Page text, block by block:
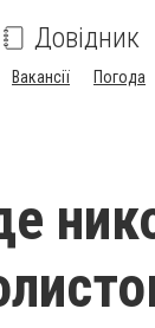
Довідник
Вакансії Погода